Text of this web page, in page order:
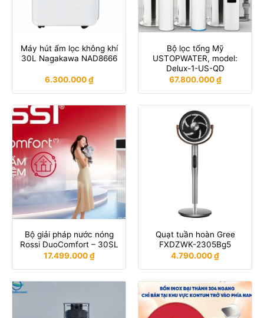
Máy hút ẩm lọc không khí
30L Nagakawa NAD8666
6.300.000₫
Bộ lọc tổng Mỹ
USTOPWATER, model:
Delux-1-US-QD
67.800.000₫
Bộ giải pháp nước nóng
Rossi DuoComfort – 30SL
17.499.000₫
Quạt tuần hoàn Gree
FXDZWK-2305Bg5
4.790.000₫